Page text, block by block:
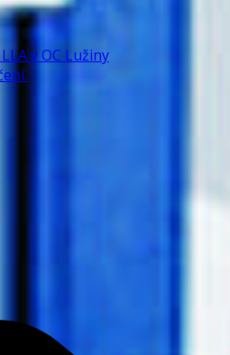
v OC Lužiny